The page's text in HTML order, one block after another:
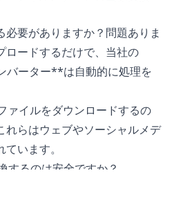
必要がありますか？問題ありま
ロードするだけで、当社の
バーター**は自動的に処理を
ァイルをダウンロードするの
れらはウェブやソーシャルメデ
います。
するのは安全ですか？